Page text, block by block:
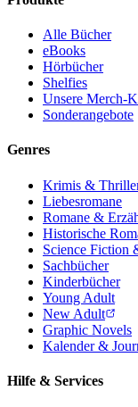
Alle Bücher
eBooks
Hörbücher
Shelfies
Unsere Merch-
Sonderangebote
Genres
Krimis &
Liebesromane
Romane &
Historische
Science Fiction
Sachbücher
Kinderbücher
Young Adult
New Adult
Graphic Novels
Kalender &
Hilfe & Services